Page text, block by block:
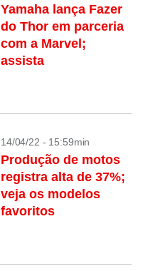
Yamaha lança Fazer
do Thor em parceria
com a Marvel;
assista
14/04/22 - 15:59min
Produção de motos
registra alta de 37%;
veja os modelos
favoritos